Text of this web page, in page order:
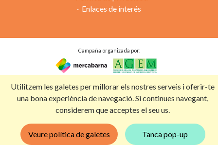
Utilitzem les galetes per millorar els nostres serveis i oferir-te
una bona experiència de navegació. Si continues navegant,
considerem que acceptes el seu us.
Veure política de galetes Tanca pop-up
Enlaces de interés
Campaña organizada por: